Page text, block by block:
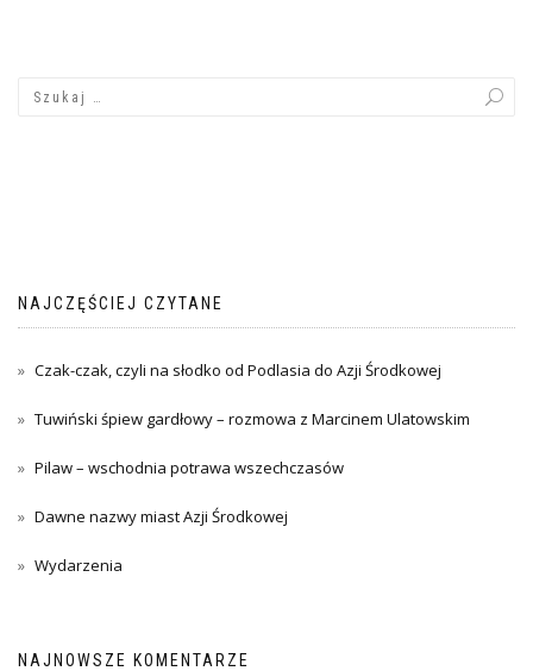
NAJCZĘŚCIEJ CZYTANE
Czak-czak, czyli na słodko od Podlasia do Azji Środkowej
Tuwiński śpiew gardłowy – rozmowa z Marcinem Ulatowskim
Pilaw – wschodnia potrawa wszechczasów
Dawne nazwy miast Azji Środkowej
Wydarzenia
NAJNOWSZE KOMENTARZE